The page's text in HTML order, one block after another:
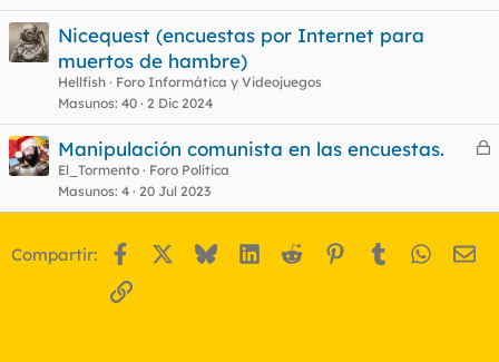
e
Nicequest (encuestas por Internet para
muertos de hambre)
Hellfish
Foro Informática y Videojuegos
Masunos 40 2 Dic 2024
C
r
Manipulación comunista en las encuestas.
El_Tormento
Foro Política
Masunos 4 20 Jul 2023
Compartir: Facebook BlueskyLinkedIn
Reddit Pinterest
Tumblr
Enlace